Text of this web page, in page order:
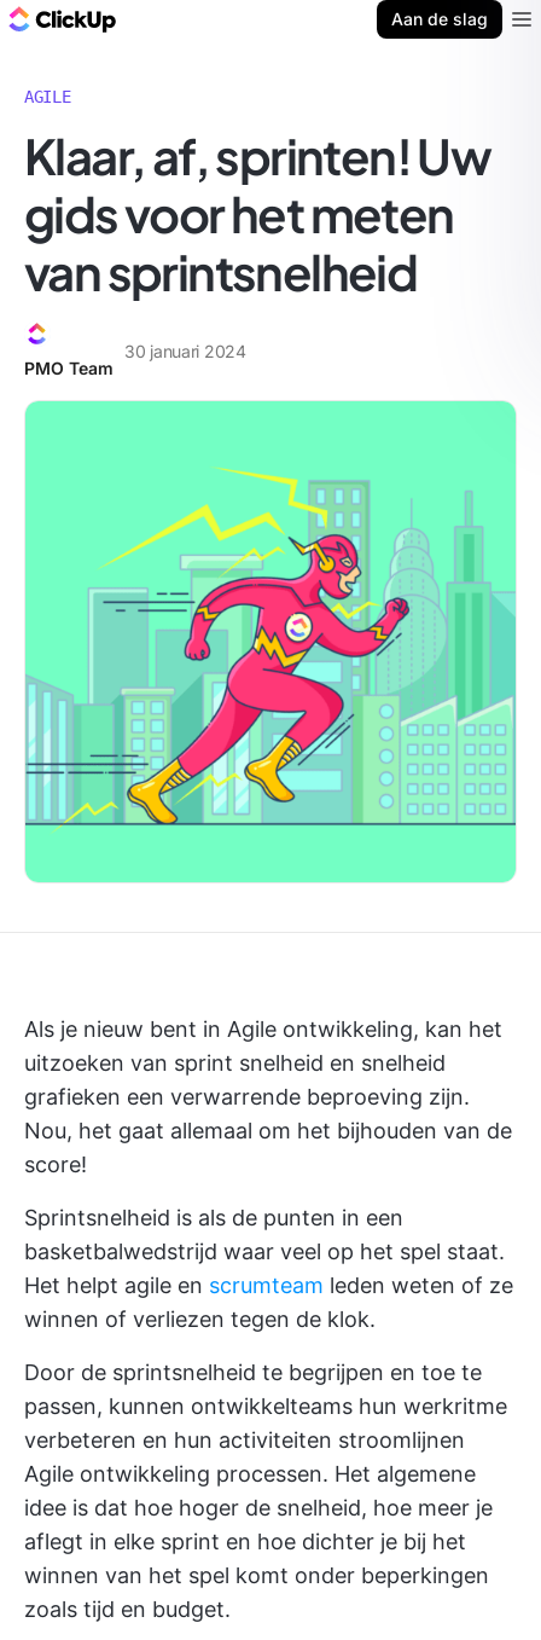
Aan de slag
AGILE
Klaar, af, sprinten! Uw
gids voor het meten
van sprintsnelheid
PMO Team
30 januari 2024
Als je nieuw bent in Agile ontwikkeling, kan het
uitzoeken van sprint snelheid en snelheid
grafieken een verwarrende beproeving zijn.
Nou, het gaat allemaal om het bijhouden van de
score!
Sprintsnelheid is als de punten in een
basketbalwedstrijd waar veel op het spel staat.
Het helpt agile en scrumteam leden weten of ze
winnen of verliezen tegen de klok.
Door de sprintsnelheid te begrijpen en toe te
passen, kunnen ontwikkelteams hun werkritme
verbeteren en hun activiteiten stroomlijnen
Agile ontwikkeling processen. Het algemene
idee is dat hoe hoger de snelheid, hoe meer je
aflegt in elke sprint en hoe dichter je bij het
winnen van het spel komt onder beperkingen
zoals tijd en budget.